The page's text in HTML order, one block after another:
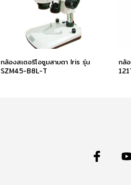
กล้องสเตอริโอซูมสามตา Iris รุ่น
SZM45-B8L-T
กล้